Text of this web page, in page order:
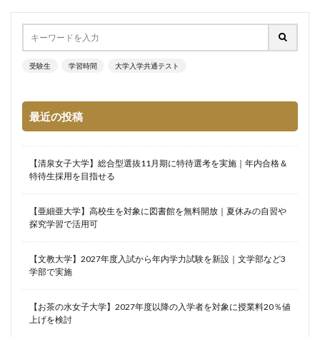
受験生 学習時間 大学入学共通テスト
最近の投稿
【清泉女子大学】総合型選抜11月期に特待選考を実施｜年内合格＆
特待生採用を目指せる
【亜細亜大学】高校生を対象に図書館を無料開放｜夏休みの自習や
探究学習で活用可
【文教大学】2027年度入試から年内学力試験を新設｜文学部など3
学部で実施
【お茶の水女子大学】2027年度以降の入学者を対象に授業料20％値
上げを検討